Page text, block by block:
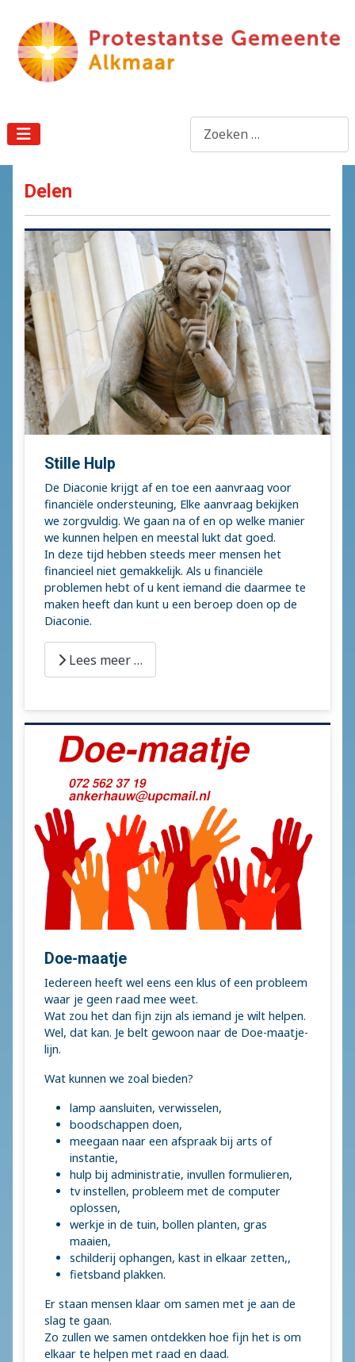
Delen
Stille Hulp
De Diaconie krijgt af en toe een aanvraag voor
financiële ondersteuning, Elke aanvraag bekijken
we zorgvuldig. We gaan na of en op welke manier
we kunnen helpen en meestal lukt dat goed.
In deze tijd hebben steeds meer mensen het
financieel niet gemakkelijk. Als u financiële
problemen hebt of u kent iemand die daarmee te
maken heeft dan kunt u een beroep doen op de
Diaconie.
Lees meer …
Doe-maatje
Iedereen heeft wel eens een klus of een probleem
waar je geen raad mee weet.
Wat zou het dan fijn zijn als iemand je wilt helpen.
Wel, dat kan. Je belt gewoon naar de Doe-maatje-
lijn.
Wat kunnen we zoal bieden?
lamp aansluiten, verwisselen,
boodschappen doen,
meegaan naar een afspraak bij arts of
instantie,
hulp bij administratie, invullen formulieren,
tv instellen, probleem met de computer
oplossen,
werkje in de tuin, bollen planten, gras
maaien,
schilderij ophangen, kast in elkaar zetten,,
fietsband plakken.
Er staan mensen klaar om samen met je aan de
slag te gaan.
Zo zullen we samen ontdekken hoe fijn het is om
elkaar te helpen met raad en daad.